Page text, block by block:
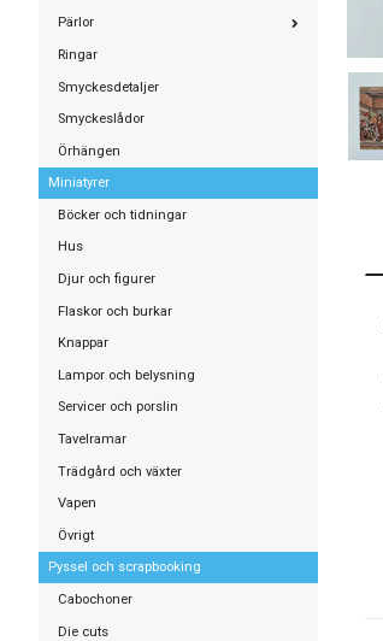
Pärlor
Ringar
Smyckesdetaljer
Smyckeslådor
Örhängen
Miniatyrer
Böcker och tidningar
Hus
Djur och figurer
Flaskor och burkar
Knappar
Lampor och belysning
Servicer och porslin
Tavelramar
Trädgård och växter
Vapen
Övrigt
Pyssel och scrapbooking
Cabochoner
Die cuts